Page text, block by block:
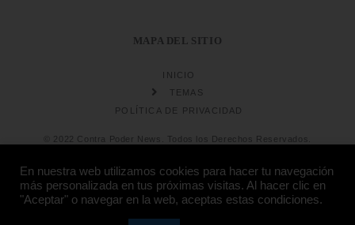
MAPA DEL SITIO
INICIO
TEMAS
POLÍTICA DE PRIVACIDAD
© 2022 Contra Poder News. Todos los Derechos Reservados.
En nuestra web utilizamos cookies para hacer tu navegación
más personalizada en tus próximas visitas. Al hacer clic en
"Aceptar" o navegar en la web, aceptas estas condiciones.